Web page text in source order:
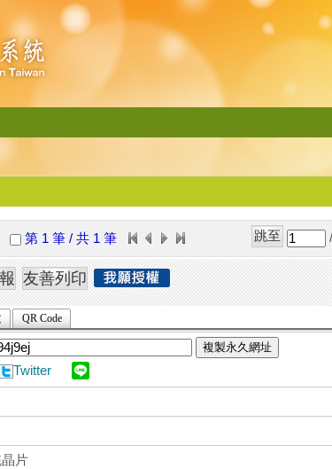
第 1 筆 / 共 1 筆
QR Code
複製永久網址
Twitter
片